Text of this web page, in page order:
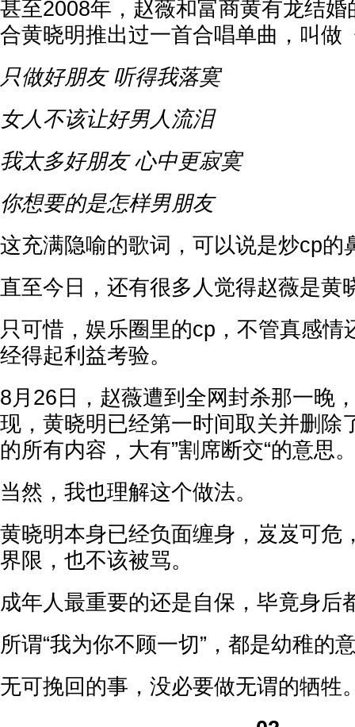
甚至2008年，赵薇和富商黄有龙结
合黄晓明推出过一首合唱单曲，叫做
只做好朋友 听得我落寞
女人不该让好男人流泪
我太多好朋友 心中更寂寞
你想要的是怎样男朋友
这充满隐喻的歌词，可以说是炒cp的
直至今日，还有很多人觉得赵薇是黄
只可惜，娱乐圈里的cp，不管真感情
经得起利益考验。
8月26日，赵薇遭到全网封杀那一晚
现，黄晓明已经第一时间取关并删除
的所有内容，大有”割席断交“的意思
当然，我也理解这个做法。
黄晓明本身已经负面缠身，岌岌可危
界限，也不该被骂。
成年人最重要的还是自保，毕竟身后
所谓“我为你不顾一切”，都是幼稚的
无可挽回的事，没必要做无谓的牺牲